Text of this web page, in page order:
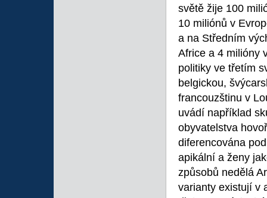
světě žije 100
10 miliónů v
a na Středním
Africe a 4 milióny
politiky ve třetím
belgickou,
francouzštinu v
uvádí například
obyvatelstva
diferencována
apikální a ženy
způsobů nedělá
varianty existují v